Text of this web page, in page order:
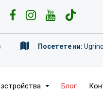
Посетете ни:
Блог